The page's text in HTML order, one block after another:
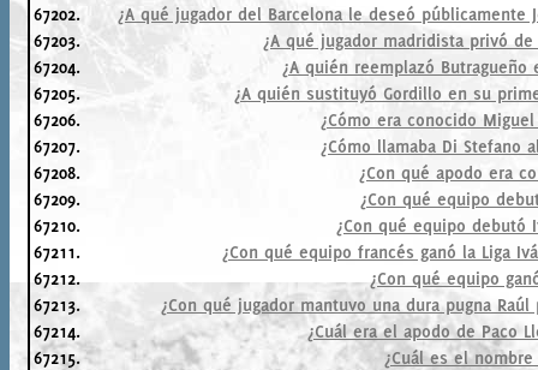
67202.
¿A qué jugador del Barcelona le deseó públicamente
67203.
¿A qué jugador madridista privó
67204.
¿A quién reemplazó
67205.
¿A quién sustituyó Gordillo en su
67206.
¿Cómo era conocido
67207.
¿Cómo llamaba Di Stefano
67208.
¿Con qué apodo era
67209.
¿Con qué equipo
67210.
¿Con qué equipo debutó
67211.
¿Con qué equipo francés ganó la Liga
67212.
¿Con qué equipo
67213.
¿Con qué jugador mantuvo una dura pugna
67214.
¿Cuál era el apodo de Paco
67215.
¿Cuál es el